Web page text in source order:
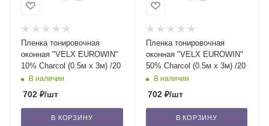
Пленка тонировочная
оконная "VELX EUROWIN"
10% Сharcol (0.5м х 3м) /20
В наличии
702 ₽/шт
В КОРЗИНУ
Пленка тонировочная
оконная "VELX EUROWIN"
50% Сharcol (0.5м х 3м) /20
В наличии
702₽/шт
В КОРЗИНУ